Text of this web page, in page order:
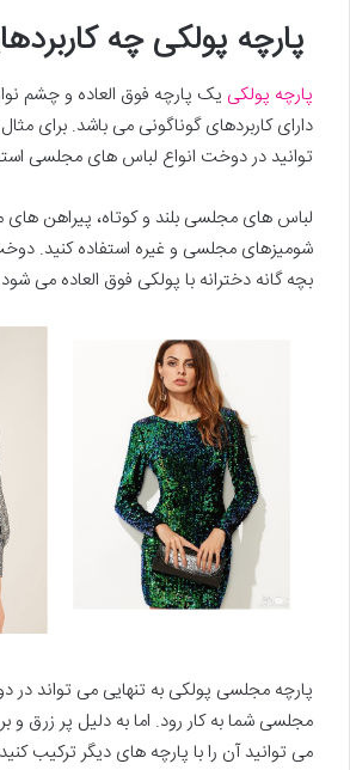
پارچه پولکی چه
پارچه پولکی یک پارچه فوق العاده و چشم
دارای کاربردهای گوناگونی می باشد. برای
توانید در دوخت انواع لباس های مجلسی
لباس های مجلسی بلند و کوتاه، پیراهن
شومیزهای مجلسی و غیره استفاده کنید.
بچه گانه دخترانه با پولکی فوق العاده می
پارچه مجلسی پولکی به تنهایی می تواند
مجلسی شما به کار رود. اما به دلیل پر زرق و
می توانید آن را با پارچه های دیگر ترکیب